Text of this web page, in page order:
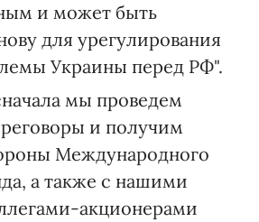
и может быть
для урегулирования
Украины перед РФ".
мы проведем
и получим
Международного
а также с нашими
акционерами